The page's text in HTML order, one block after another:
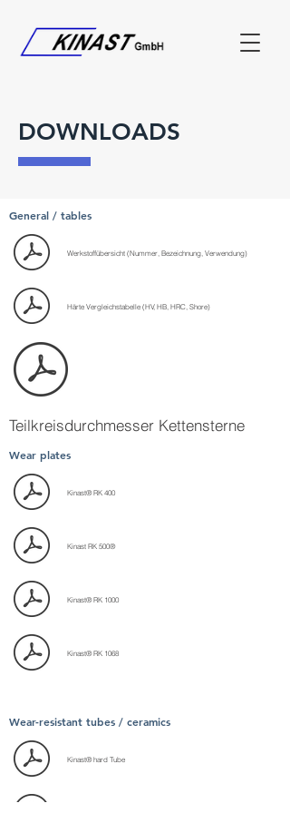
DOWNLOADS
General / tables
Werkstoffübersicht (Nummer, Bezeichnung, Verwendung)
Härte Vergleichstabelle (HV, HB, HRC, Shore)
Teilkreisdurchmesser Kettensterne
Wear plates
Kinast® RK 400
Kinast RK 500®
Kinast® RK 1000
Kinast® RK 1068
Wear-resistant tubes / ceramics
Kinast® hard Tube